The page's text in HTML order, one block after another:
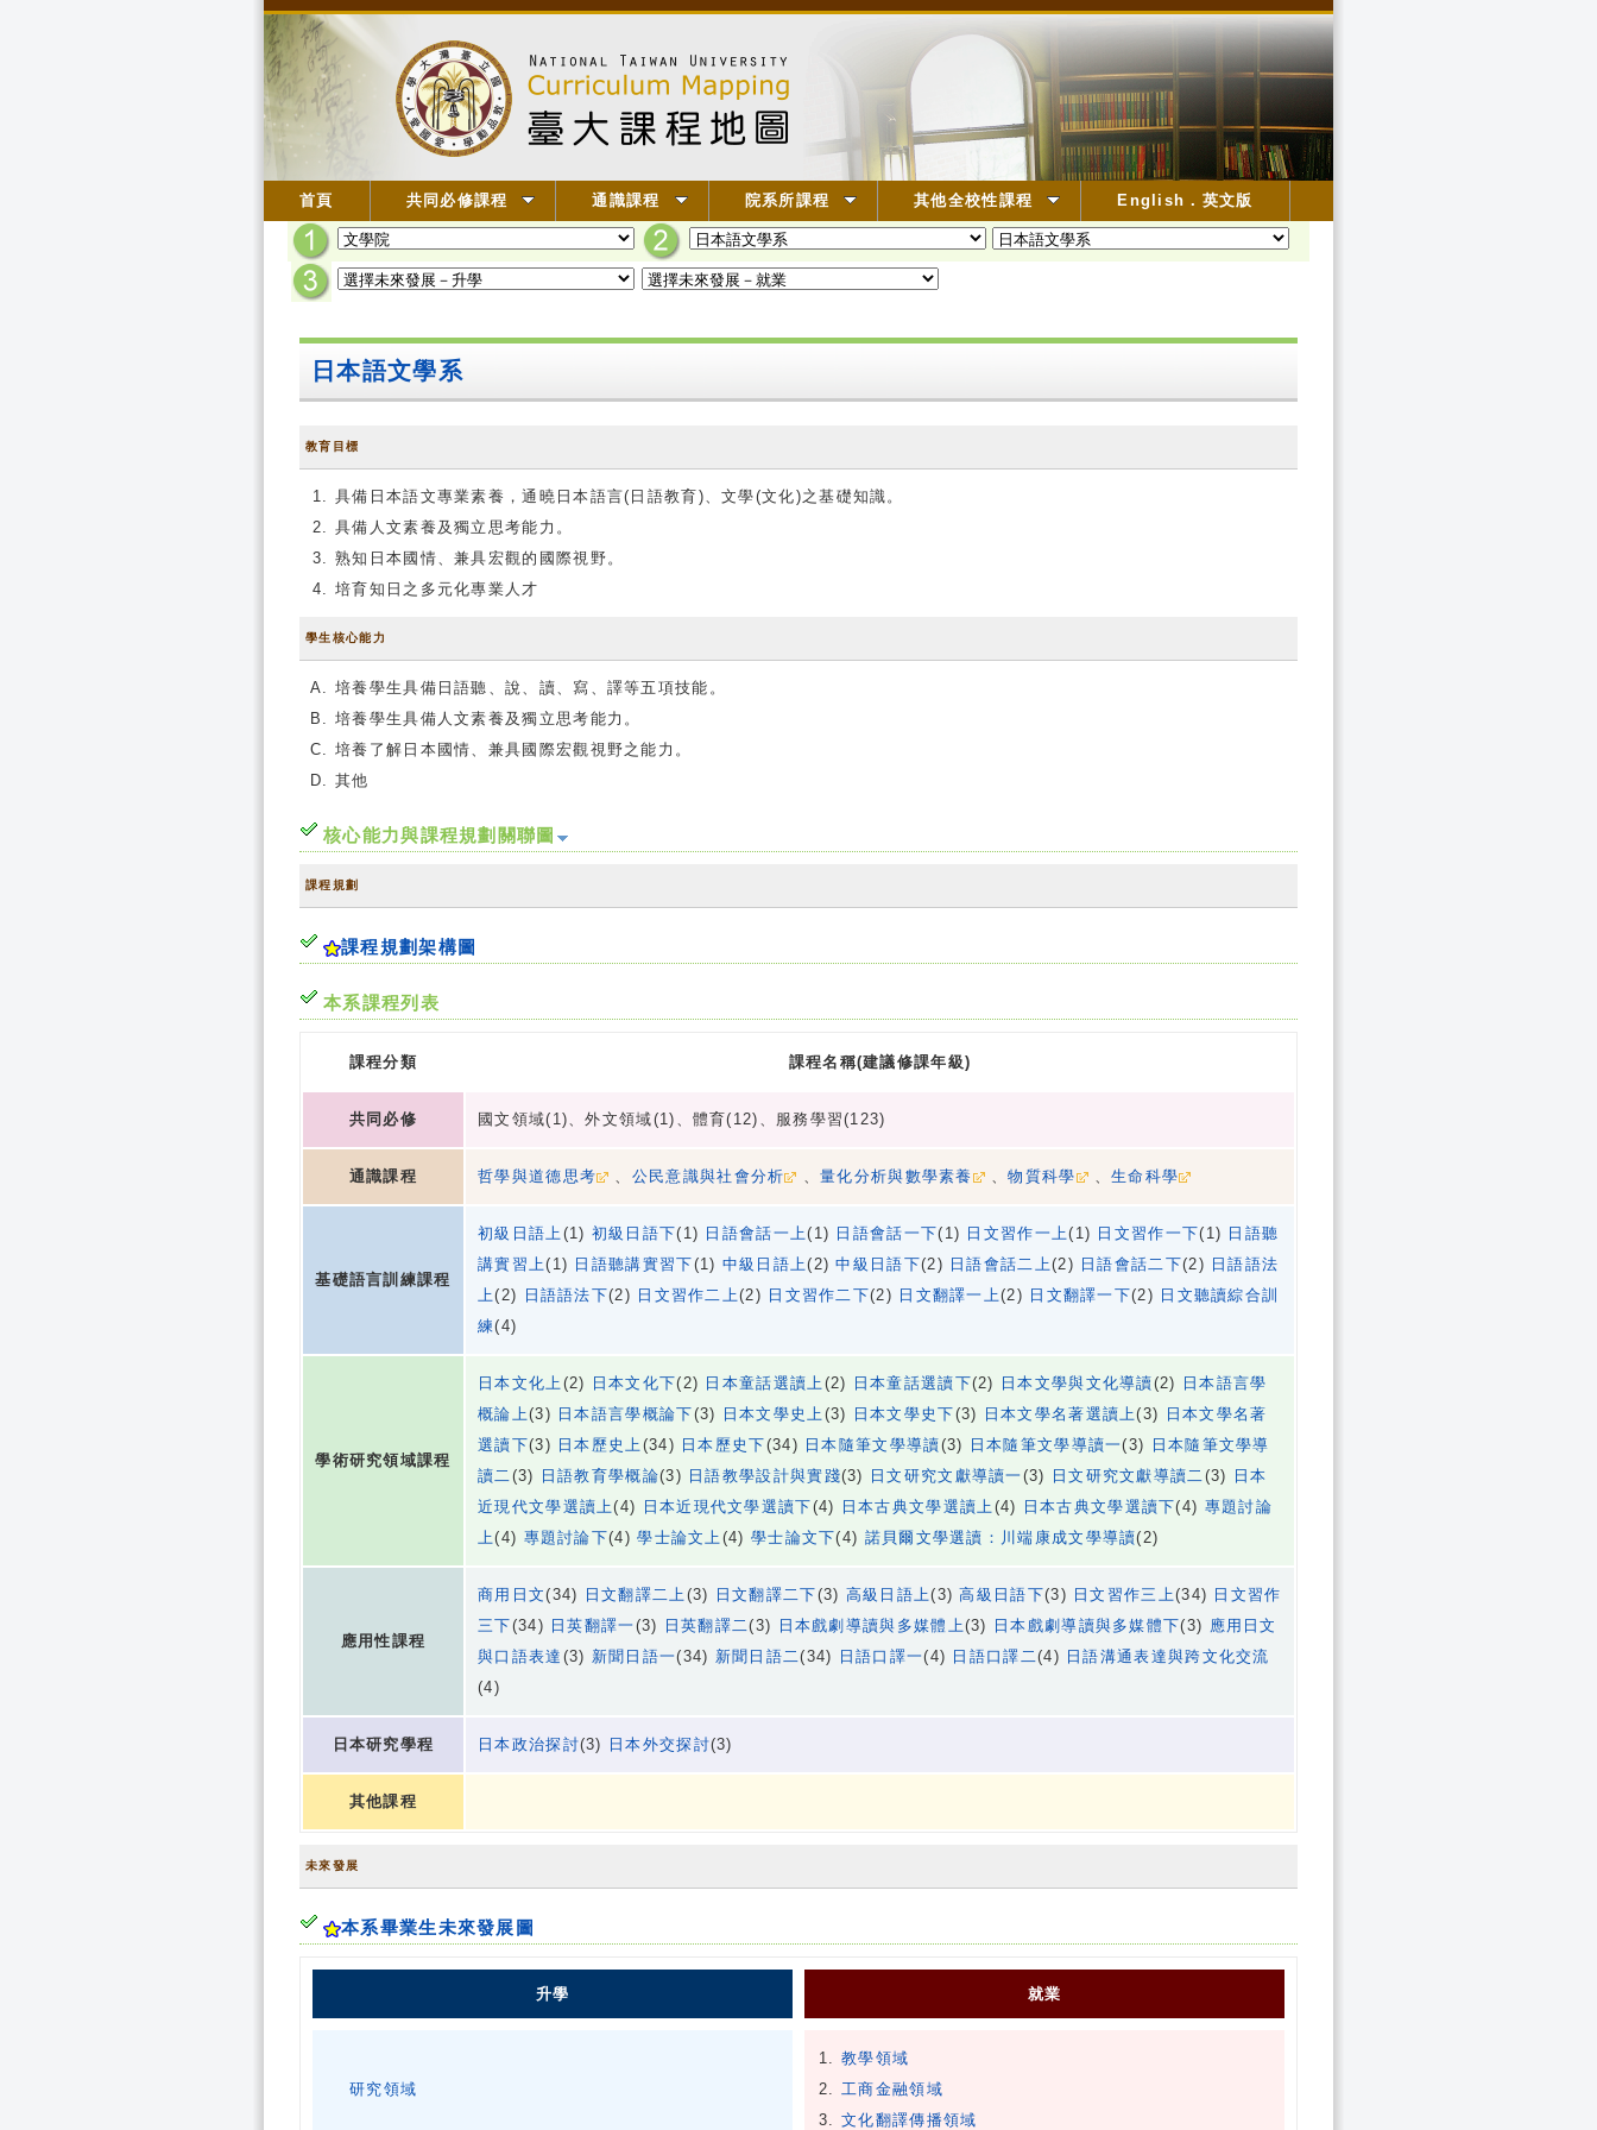
首頁 共同必修課程 通識課程 院系所課程 其他全校性課程 English．英文版
日本語文學系
教育目標
具備日本語文專業素養，通曉日本語言(日語教育)、文學(文化)之基礎知識。
具備人文素養及獨立思考能力。
熟知日本國情、兼具宏觀的國際視野。
培育知日之多元化專業人才
學生核心能力
培養學生具備日語聽、說、讀、寫、譯等五項技能。
培養學生具備人文素養及獨立思考能力。
培養了解日本國情、兼具國際宏觀視野之能力。
其他
核心能力與課程規劃關聯圖
課程規劃
課程規劃架構圖
本系課程列表
課程分類 課程名稱(建議修課年級)
共同必修 國文領域(1)、外文領域(1)、體育(12)、服務學習(123)
通識課程 哲學與道德思考 、 公民意識與社會分析 、量化分析與數學素養 、物質科學 、生命科學
基礎語言訓練課程
初級日語上(1) 初級日語下(1) 日語會話一上(1) 日語會話一下(1) 日文習作一上(1) 日文習作一下(1) 日語聽
講實習上(1) 日語聽講實習下(1) 中級日語上(2)中級日語下(2) 日語會話二上(2) 日語會話二下(2) 日語語法
上(2) 日語語法下(2) 日文習作二上(2) 日文習作二下(2) 日文翻譯一上(2) 日文翻譯一下(2) 日文聽讀綜合訓
練(4)
學術研究領域課程
日本文化上(2) 日本文化下(2) 日本童話選讀上(2) 日本童話選讀下(2) 日本文學與文化導讀(2)
日本語言學
概論上(3) 日本語言學概論下(3) 日本文學史上(3) 日本文學史下(3) 日本文學名著選讀上(3)
日本文學名著
選讀下(3) 日本歷史上(34) 日本歷史下(34) 日本隨筆文學導讀(3) 日本隨筆文學導讀一(3)
日本隨筆文學導
讀二(3) 日語教育學概論(3) 日語教學設計與實踐(3) 日文研究文獻導讀一(3) 日文研究文獻導讀二(3)
日本
近現代文學選讀上(4) 日本近現代文學選讀下(4) 日本古典文學選讀上(4) 日本古典文學選讀下(4) 專題討論
上(4) 專題討論下(4)學士論文上(4) 學士論文下(4) 諾貝爾文學選讀：川端康成文學導讀(2)
應用性課程
商用日文(34) 日文翻譯二上(3) 日文翻譯二下(3) 高級日語上(3)高級日語下(3) 日文習作三上(34) 日文習作
三下(34) 日英翻譯一(3) 日英翻譯二(3) 日本戲劇導讀與多媒體上(3) 日本戲劇導讀與多媒體下(3) 應用日文
與口語表達 (3) 新聞日語一(34) 新聞日語二(34) 日語口譯一(4) 日語口譯二(4) 日語溝通表達與跨文化交流
(4)
日本研究學程 日本政治探討(3) 日本外交探討(3)
其他課程
未來發展
本系畢業生未來發展圖
升學 就業
研究領域
教學領域
工商金融領域
文化翻譯傳播領域